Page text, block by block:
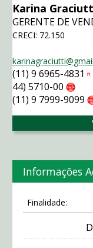
Karina
GERENTE DE
CRECI: 72.150
(11) 9 6965-4831
44) 5710-00
(11) 9 7999-9099
Informações
Finalidade: